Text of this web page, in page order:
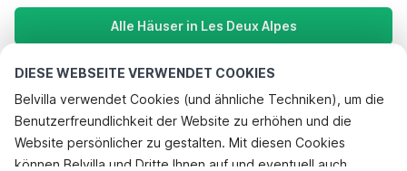
DIESE WEBSEITE VERWENDET COOKIES
Belvilla verwendet Cookies (und ähnliche Techniken), um die
Benutzerfreundlichkeit der Website zu erhöhen und die
Website persönlicher zu gestalten. Mit diesen Cookies
können Belvilla und Dritte Ihnen auf und eventuell auch
Alle Häuser in Les Deux Alpes
Beliebteste Reiseziele für Urlaub
Beliebte Ausstattungen für Urlaub in Les deux alpes
Urlaub mit Hund - Haustierfreundliche Ferienunterkünfte
Top-Regionen mit Top-Annehmlichkeiten für den Urlaub